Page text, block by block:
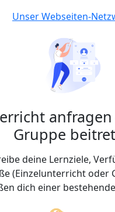
Unser Webseiten-
Gruppe
deine Lernziele,
(Einzelunterricht oder
dich einer